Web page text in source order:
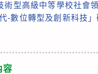
術型高級中等學校社會
-數位轉型及創新科技
容